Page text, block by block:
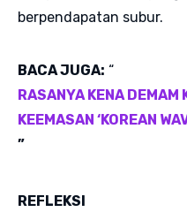
berpendapatan subur.
BACA JUGA: “
RASANYA KENA DEMAM
KEEMASAN ‘KOREAN
”
REFLEKSI